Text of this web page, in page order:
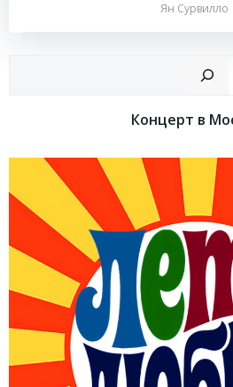
Ян Сурвилло
Концерт в